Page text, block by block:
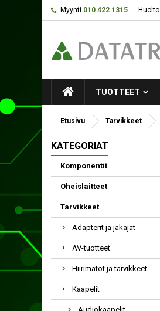
Myynti 010 422 1315 Huolto
TUOTTEET
Etusivu Tarvikkeet
KATEGORIAT
Komponentit
Oheislaitteet
Tarvikkeet
Adapterit ja jakajat
AV-tuotteet
Hiirimatot ja tarvikkeet
Kaapelit